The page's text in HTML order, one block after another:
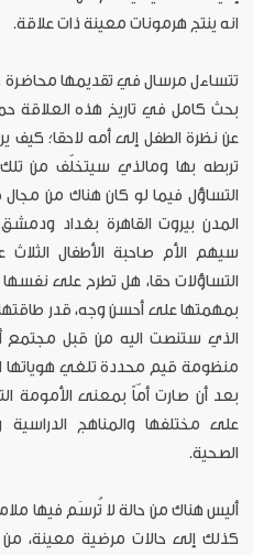
انه ينتج هرمونات معينة ذات علاقة.
بحث كامل في تاريخ هذه العلاقة
عن نظرة الطفل إلى أمه لاحقا؛ كيف
تربطه بها ومالذي سيتخلّف من
التساؤل فيما لو كان هناك من
المدن بيروت القاهرة بغداد
سيهم الأم صاحبة الأطفال
التساؤلات حقا، هل تطرح على
بمهمتها على أحسن وجه، قدر
الذي ستنصت اليه من قبل مجتمع
منظومة قيم محددة تلغي هوياتها
بعد أن صارت أمّاً بمعنى الأمومة
على مختلفها والمناهج الدراسية
الصحية.
أليس هناك من حالة لا تُرسَم فيها
كذلك إلى حالات مرضية معينة، من